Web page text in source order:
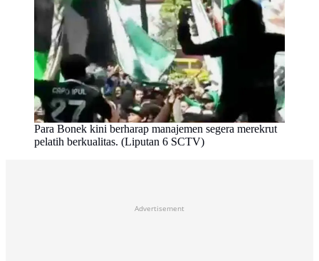
Para Bonek kini berharap manajemen segera merekrut
pelatih berkualitas. (Liputan 6 SCTV)
Advertisement